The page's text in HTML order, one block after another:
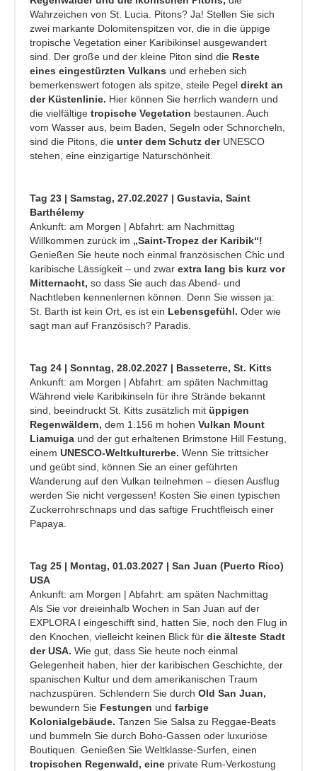
Wahrzeichen von St. Lucia. Pitons? Ja! Stellen Sie sich
zwei markante Dolomitenspitzen vor, die in die üppige
tropische Vegetation einer Karibikinsel ausgewandert
sind. Der große und der kleine Piton sind die Reste
eines eingestürzten Vulkans und erheben sich
bemerkenswert fotogen als spitze, steile Pegel direkt an
der Küstenlinie. Hier können Sie herrlich wandern und
die vielfältige tropische Vegetation bestaunen. Auch
vom Wasser aus, beim Baden, Segeln oder Schnorcheln,
sind die Pitons, die unter dem Schutz derUNESCO
stehen, eine einzigartige Naturschönheit.
Tag 23 | Samstag, 27.02.2027 | Gustavia, Saint
Barthélemy
Ankunft: am Morgen | Abfahrt: am Nachmittag
Willkommen zurück im „Saint-Tropez der Karibik“!
Genießen Sie heute noch einmal französischen Chic und
karibische Lässigkeit – und zwar extra lang bis kurz vor
Mitternacht, so dass Sie auch das Abend- und
Nachtleben kennenlernen können. Denn Sie wissen ja:
St. Barth ist kein Ort, es ist ein Lebensgefühl. Oder wie
sagt man auf Französisch? Paradis.
Tag 24 | Sonntag, 28.02.2027 | Basseterre, St. Kitts
Ankunft: am Morgen | Abfahrt: am späten Nachmittag
Während viele Karibikinseln für ihre Strände bekannt
sind, beeindruckt St. Kitts zusätzlich mit üppigen
Regenwäldern, dem 1.156 m hohen Vulkan Mount
Liamuiga und der gut erhaltenen Brimstone Hill Festung,
einem UNESCO-Weltkulturerbe. Wenn Sie trittsicher
und geübt sind, können Sie an einer geführten
Wanderung auf den Vulkan teilnehmen – diesen Ausflug
werden Sie nicht vergessen! Kosten Sie einen typischen
Zuckerrohrschnaps und das saftige Fruchtfleisch einer
Papaya.
Tag 25 | Montag, 01.03.2027 | San Juan (Puerto Rico)
USA
Ankunft: am Morgen | Abfahrt: am späten Nachmittag
Als Sie vor dreieinhalb Wochen in San Juan auf der
EXPLORA I eingeschifft sind, hatten Sie, noch den Flug in
den Knochen, vielleicht keinen Blick für die älteste Stadt
der USA. Wie gut, dass Sie heute noch einmal
Gelegenheit haben, hier der karibischen Geschichte, der
spanischen Kultur und dem amerikanischen Traum
nachzuspüren. Schlendern Sie durch Old San Juan,
bewundern Sie Festungen und farbige
Kolonialgebäude. Tanzen Sie Salsa zu Reggae-Beats
und bummeln Sie durch Boho-Gassen oder luxuriöse
Boutiquen. Genießen Sie Weltklasse-Surfen, einen
tropischen Regenwald, eine private Rum-Verkostung